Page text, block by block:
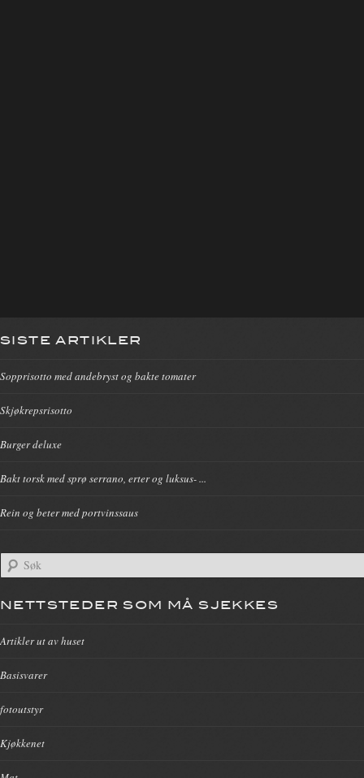
SISTE ARTIKLER
Sopprisotto med andebryst og bakte tomater
Skjøkrepsrisotto
Burger deluxe
Bakt torsk med sprø serrano, erter og luksus- ...
Rein og beter med portvinssaus
NETTSTEDER SOM MÅ SJEKKES
Artikler ut av huset
Basisvarer
fotoutstyr
Kjøkkenet